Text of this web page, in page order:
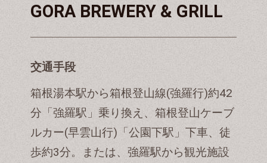
GORA BREWERY & GRILL
交通手段
箱根湯本駅から箱根登山線(強羅行)約42
分「強羅駅」乗り換え、箱根登山ケーブ
ルカー(早雲山行)「公園下駅」下車、徒
歩約3分。または、強羅駅から観光施設